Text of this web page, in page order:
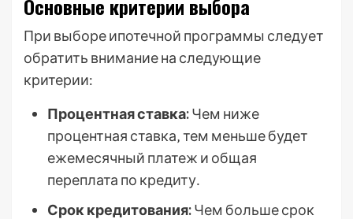
Основные критерии выбора
При выборе ипотечной программы следует
обратить внимание на следующие
критерии:
Процентная ставка:Чем ниже
процентная ставка‚ тем меньше будет
ежемесячный платеж и общая
переплата по кредиту․
Срок кредитования:Чем больше срок